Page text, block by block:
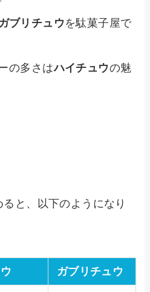
ガブリチュウを駄菓子屋で
の多さはハイチュウの魅
と、以下のようになり
ガブリチュウ